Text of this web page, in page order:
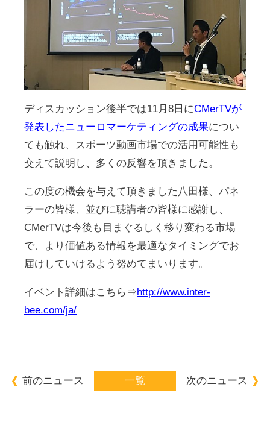
ディスカッション後半では11月8日にCMerTVが
発表したニューロマーケティングの成果につい
ても触れ、スポーツ動画市場での活用可能性も
交えて説明し、多くの反響を頂きました。
この度の機会を与えて頂きました八田様、パネ
ラーの皆様、並びに聴講者の皆様に感謝し、
CMerTVは今後も目まぐるしく移り変わる市場
で、より価値ある情報を最適なタイミングでお
届けしていけるよう努めてまいります。
イベント詳細はこちら⇒http://www.inter-
bee.com/ja/
前のニュース 一覧 次のニュース